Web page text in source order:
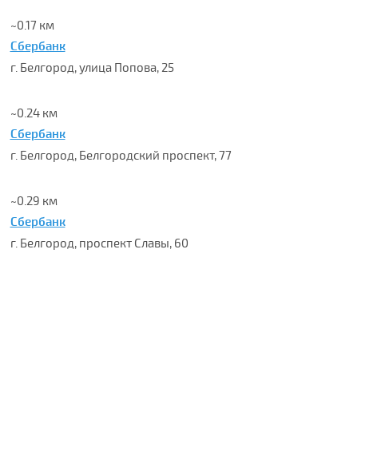
~0.17 км
Сбербанк
г. Белгород, улица Попова, 25
~0.24 км
Сбербанк
г. Белгород, Белгородский проспект, 77
~0.29 км
Сбербанк
г. Белгород, проспект Славы, 60